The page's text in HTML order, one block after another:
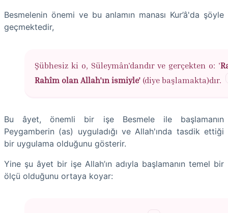
Besmelenin önemi ve bu anlamın manası Kur’â'da şöyle
geçmektedir,
Şübhesiz ki o, Süleymân'dandır ve gerçekten o: '
Rahîm olan Allah'ın ismiyle' (diye başlamakta)dır.
Bu âyet, önemli bir işe Besmele ile başlamanın
Peygamberin (as) uyguladığı ve Allah'ında tasdik ettiği
bir uygulama olduğunu gösterir.
Yine şu âyet bir işe Allah’ın adıyla başlamanın temel bir
ölçü olduğunu ortaya koyar: